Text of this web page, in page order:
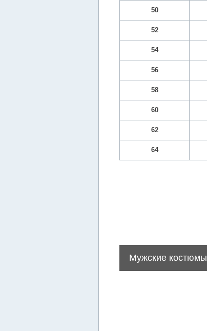
50
52
54
56
58
60
62
64
Мужские костюмы